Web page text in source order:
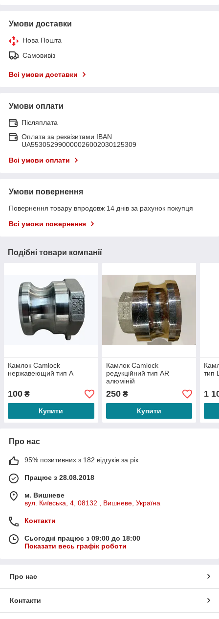
Умови доставки
Нова Пошта
Самовивіз
Всі умови доставки
Умови оплати
Післяплата
Оплата за реквізитами IBAN
UA553052990000026002030125309
Всі умови оплати
Умови повернення
Повернення товару впродовж 14 днів за рахунок покупця
Всі умови повернення
Подібні товари компанії
Камлок Camlock
нержавеющий тип A
100 ₴
Купити
Камлок Camlock
редукційний тип AR
алюміній
250₴
Купити
тип
1
Про нас
95% позитивних з 182 відгуків за рік
Працює з 28.08.2018
м. Вишневе
вул. Київська, 4, 08132 , Вишневе, Україна
Контакти
Сьогодні працює з 09:00 до 18:00
Показати весь графік роботи
Про нас
Контакти